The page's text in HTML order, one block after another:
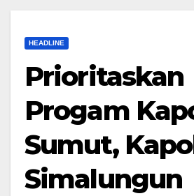
HEADLINE
Prioritaskan
Progam
Sumut,
Simalungun